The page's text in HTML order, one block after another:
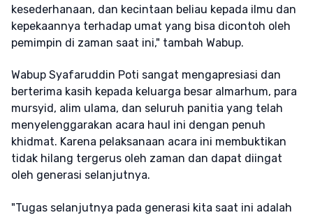
kesederhanaan, dan kecintaan beliau kepada ilmu dan
kepekaannya terhadap umat yang bisa dicontoh oleh
pemimpin di zaman saat ini," tambah Wabup.
Wabup Syafaruddin Poti sangat mengapresiasi dan
berterima kasih kepada keluarga besar almarhum, para
mursyid, alim ulama, dan seluruh panitia yang telah
menyelenggarakan acara haul ini dengan penuh
khidmat. Karena pelaksanaan acara ini membuktikan
tidak hilang tergerus oleh zaman dan dapat diingat
oleh generasi selanjutnya.
"Tugas selanjutnya pada generasi kita saat ini adalah